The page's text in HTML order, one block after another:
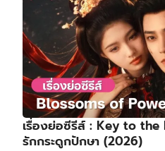
เรื่องย่อซีรีส์ : Key to the
รักกระดูกปักษา (2026)